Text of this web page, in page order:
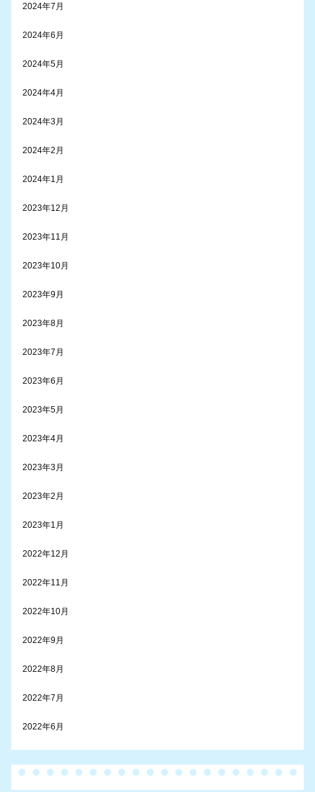
2024年7月
2024年6月
2024年5月
2024年4月
2024年3月
2024年2月
2024年1月
2023年12月
2023年11月
2023年10月
2023年9月
2023年8月
2023年7月
2023年6月
2023年5月
2023年4月
2023年3月
2023年2月
2023年1月
2022年12月
2022年11月
2022年10月
2022年9月
2022年8月
2022年7月
2022年6月